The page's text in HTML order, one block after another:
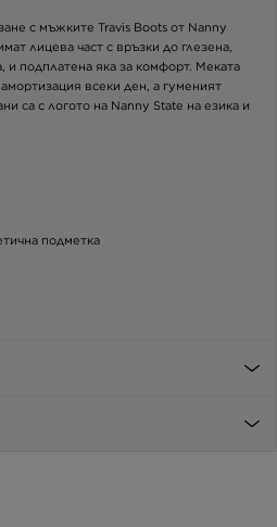
с мъжките Travis Boots от Nanny
лицева част с връзки до глезена,
и подплатена яка за комфорт. Меката
всеки ден, а гуменият
са с логото на Nanny State на езика и
подметка